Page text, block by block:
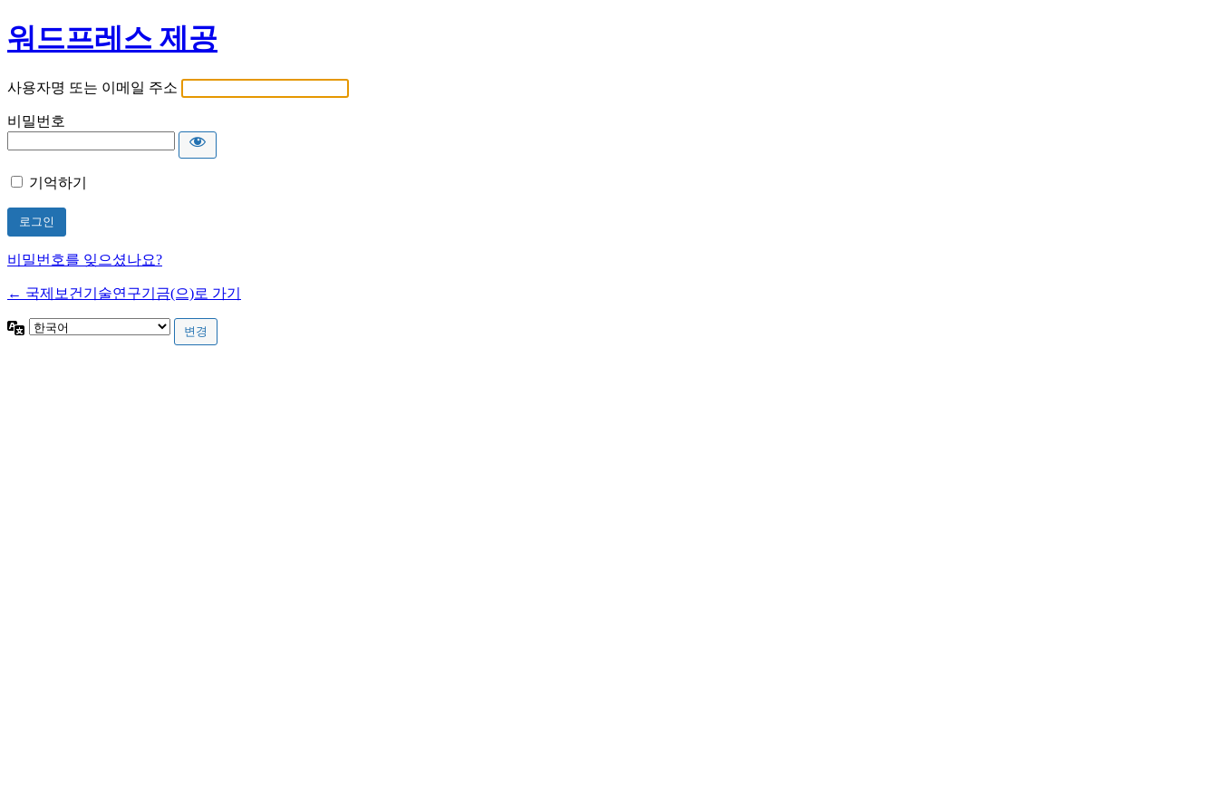
워드프레스 제공
사용자명 또는 이메일 주소
비밀번호
기억하기
비밀번호를 잊으셨나요?
← 국제보건기술연구기금(으)로 가기
언